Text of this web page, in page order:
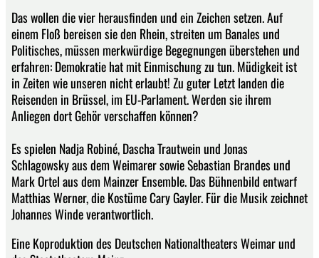
Das wollen die vier herausfinden und ein Zeichen setzen. Auf
einem Floß bereisen sie den Rhein, streiten um Banales und
Politisches, müssen merkwürdige Begegnungen überstehen und
erfahren: Demokratie hat mit Einmischung zu tun. Müdigkeit ist
in Zeiten wie unseren nicht erlaubt! Zu guter Letzt landen die
Reisenden in Brüssel, im EU-Parlament. Werden sie ihrem
Anliegen dort Gehör verschaffen können?
Es spielen Nadja Robiné, Dascha Trautwein und Jonas
Schlagowsky aus dem Weimarer sowie Sebastian Brandes und
Mark Ortel aus dem Mainzer Ensemble. Das Bühnenbild entwarf
Matthias Werner, die Kostüme Cary Gayler. Für die Musik zeichnet
Johannes Winde verantwortlich.
Eine Koproduktion des Deutschen Nationaltheaters Weimar und